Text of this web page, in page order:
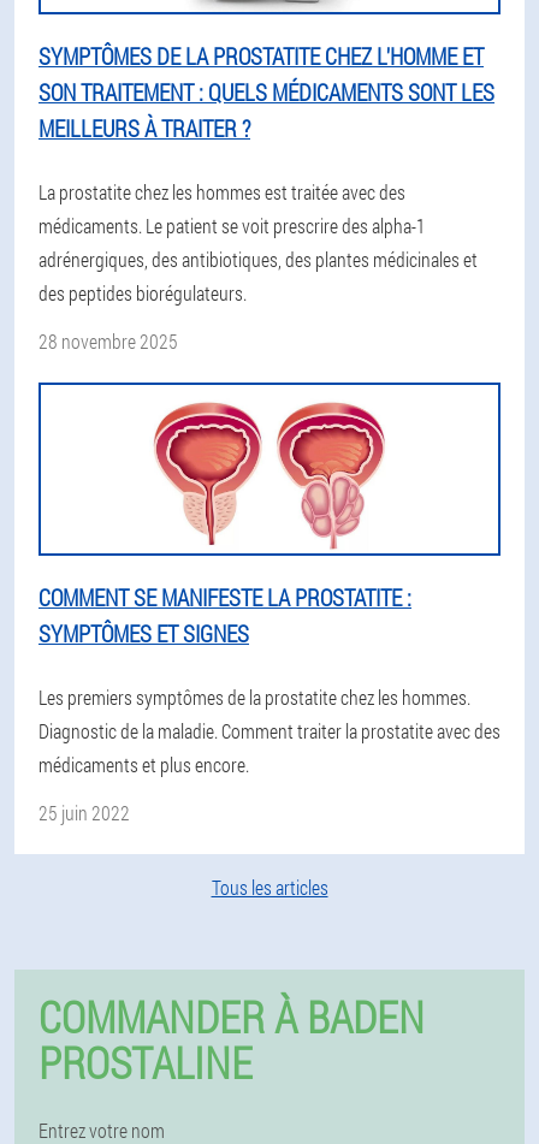
SYMPTÔMES DE LA PROSTATITE CHEZ L'HOMME ET
SON TRAITEMENT : QUELS MÉDICAMENTS SONT LES
MEILLEURS À TRAITER ?
La prostatite chez les hommes est traitée avec des
médicaments. Le patient se voit prescrire des alpha-1
adrénergiques, des antibiotiques, des plantes médicinales et
des peptides biorégulateurs.
28 novembre 2025
COMMENT SE MANIFESTE LA PROSTATITE :
SYMPTÔMES ET SIGNES
Les premiers symptômes de la prostatite chez les hommes.
Diagnostic de la maladie. Comment traiter la prostatite avec des
médicaments et plus encore.
25 juin 2022
Tous les articles
COMMANDER À BADEN
PROSTALINE
Entrez votre nom